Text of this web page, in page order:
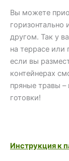
Вы можете
горизонтально
другом. Так у
на террасе
если вы
контейнерах
пряные травы –
готовки!
Инструкция к